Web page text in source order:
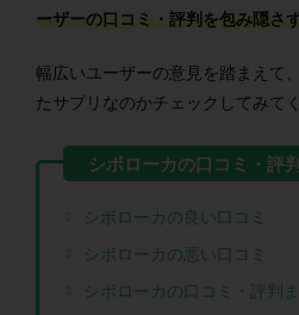
ーザーの口コミ・評判を包み隠さ
幅広いユーザーの意見を踏まえて
たサプリなのかチェックしてみて
シボローカの良い口コミ
シボローカの悪い口コミ
シボローカの口コミ・評判